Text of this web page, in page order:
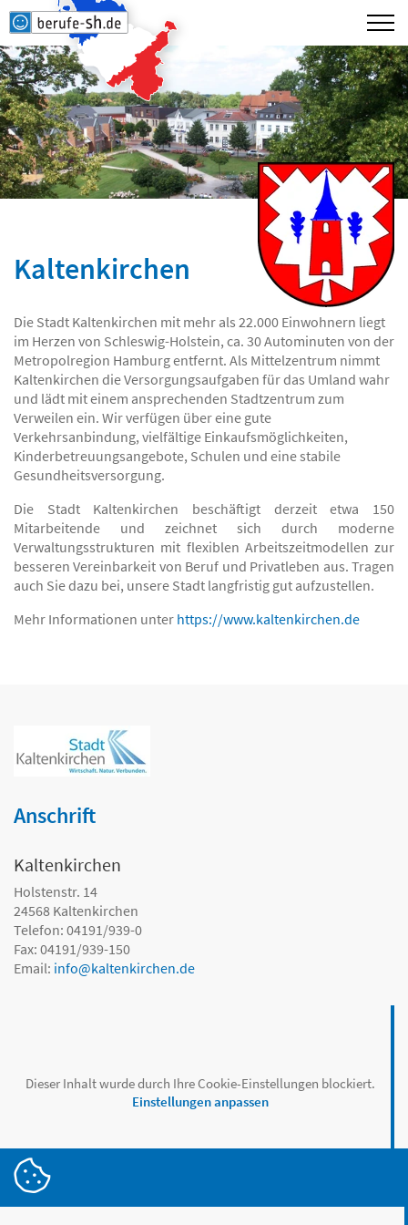
Kaltenkirchen
Die Stadt Kaltenkirchen mit mehr als 22.000 Einwohnern liegt
im Herzen von Schleswig-Holstein, ca. 30 Autominuten von der
Metropolregion Hamburg entfernt. Als Mittelzentrum nimmt
Kaltenkirchen die Versorgungsaufgaben für das Umland wahr
und lädt mit einem ansprechenden Stadtzentrum zum
Verweilen ein. Wir verfügen über eine gute
Verkehrsanbindung, vielfältige Einkaufsmöglichkeiten,
Kinderbetreuungsangebote, Schulen und eine stabile
Gesundheitsversorgung.
Die Stadt Kaltenkirchen beschäftigt derzeit etwa 150
Mitarbeitende und zeichnet sich durch moderne
Verwaltungsstrukturen mit flexiblen Arbeitszeitmodellen zur
besseren Vereinbarkeit von Beruf und Privatleben aus. Tragen
auch Sie dazu bei, unsere Stadt langfristig gut aufzustellen.
Mehr Informationen unter https://www.kaltenkirchen.de
Anschrift
Kaltenkirchen
Holstenstr. 14
24568 Kaltenkirchen
Telefon: 04191/939-0
Fax: 04191/939-150
Email: info@kaltenkirchen.de
Dieser Inhalt wurde durch Ihre Cookie-Einstellungen blockiert.
Einstellungen anpassen